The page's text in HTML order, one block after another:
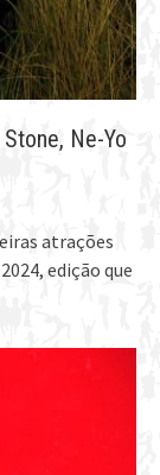
Ne-Yo
atrações
edição que